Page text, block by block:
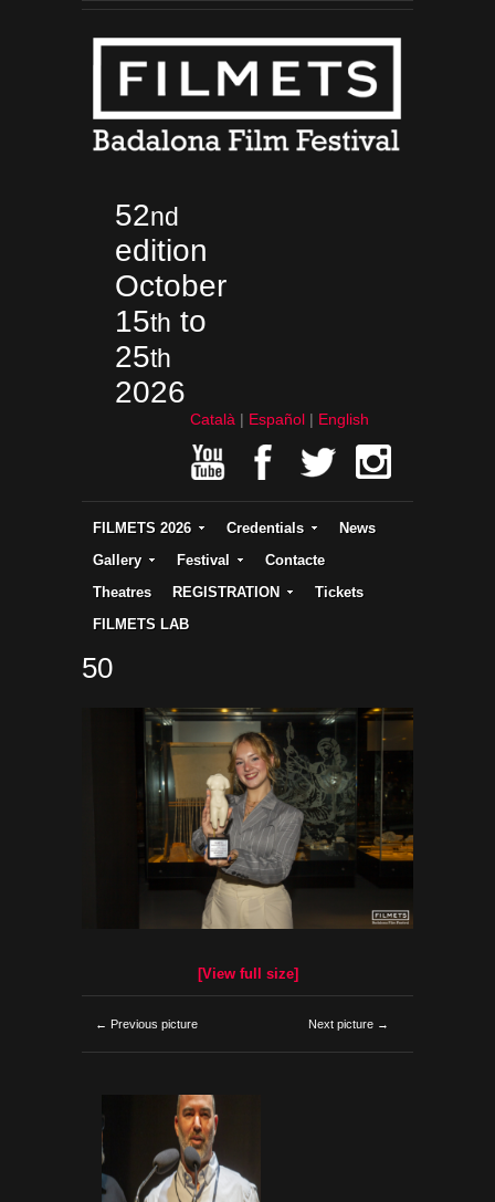
52nd
edition
October
15th to
25th
2026
Català Español English
FILMETS 2026 Credentials
News
Gallery
Festival
Contacte
Theatres
REGISTRATION
Tickets
FILMETS LAB
50
[View full size]
← Previous picture Next picture →